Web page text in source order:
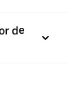
de